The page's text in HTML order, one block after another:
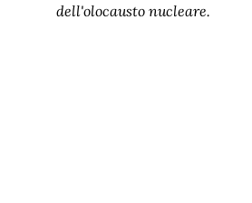
dell'olocausto nucleare.